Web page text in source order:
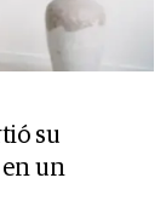
su
un